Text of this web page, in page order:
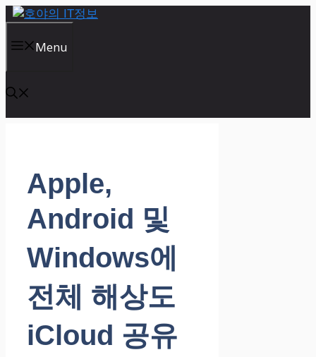
컨
츠
너
Menu
Apple,
Android 및
Windows에
전체 해상도
iCloud 공유